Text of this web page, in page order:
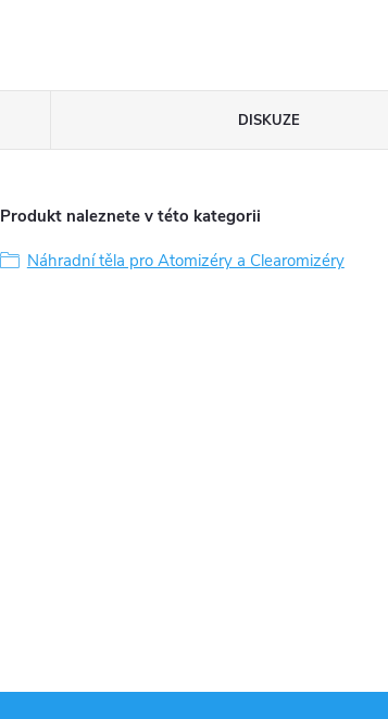
DISKUZE
Produkt naleznete v této kategorii
Náhradní těla pro Atomizéry a Clearomizéry